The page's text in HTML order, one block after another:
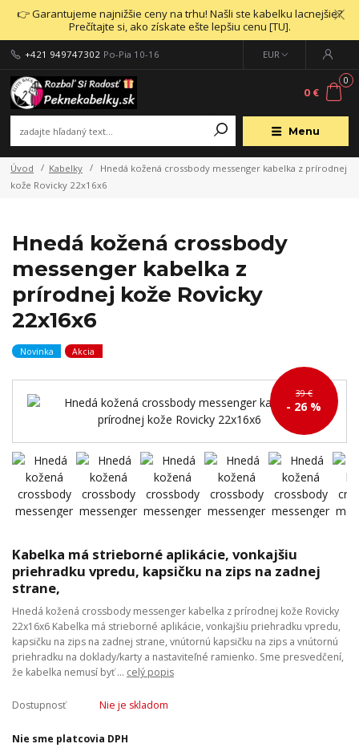
👉 Garantujeme najnižšie ceny na trhu! Našli ste kabelku lacnejšie?
Prečítajte si, ako získate ešte lepšiu cenu [TU].
Menu
EUR
+421 949747302 Po-Pia 10-16
0
0 €
Úvod Kabelky
Hnedá kožená crossbody messenger kabelka z prírodnej
kože Rovicky 22x16x6
Hnedá kožená crossbody
messenger kabelka z
prírodnej kože Rovicky
22x16x6
Novinka Akcia
39 €
- 26 %
Kabelka má strieborné aplikácie, vonkajšiu
priehradku vpredu, kapsičku na zips na zadnej
strane,
Hnedá kožená crossbody messenger kabelka z prírodnej kože Rovicky
22x16x6 Kabelka má strieborné aplikácie, vonkajšiu priehradku vpredu,
kapsičku na zips na zadnej strane, vnútornú kapsičku na zips a vnútornú
priehradku na doklady/karty a nastaviteľné ramienko. Sme presvedčení,
že kabelka nemusí byť ... celý popis
Dostupnosť Nie je skladom
Nie sme platcovia DPH